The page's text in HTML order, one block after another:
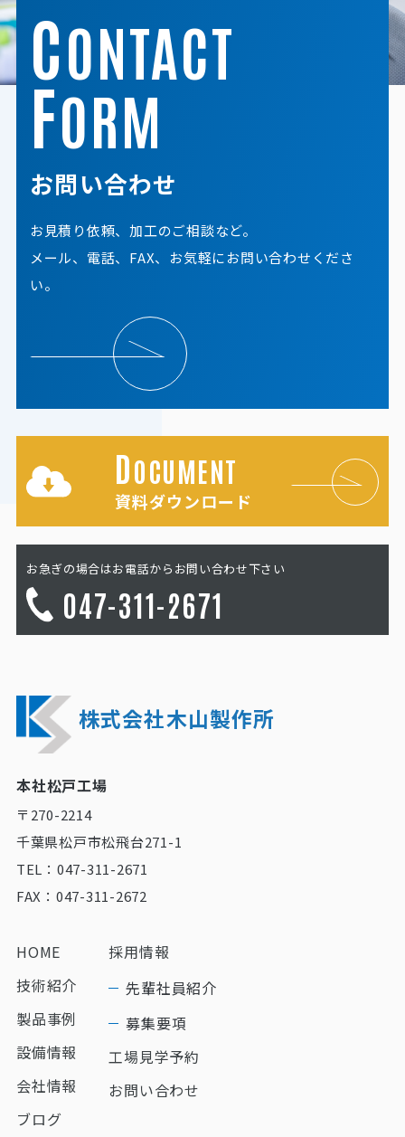
CONTACT
FORM
お問い合わせ
お見積り依頼、加工のご相談など。
メール、電話、FAX、お気軽にお問い合わせくださ
い。
DOCUMENT
資料ダウンロード
お急ぎの場合はお電話からお問い合わせ下さい
047-311-2671
株式会社木山製作所
本社松戸工場
〒270-2214
千葉県松戸市松飛台271-1
TEL：047-311-2671
FAX：047-311-2672
HOME
技術紹介
製品事例
設備情報
会社情報
ブログ
採用情報
先輩社員紹介
募集要項
工場見学予約
お問い合わせ